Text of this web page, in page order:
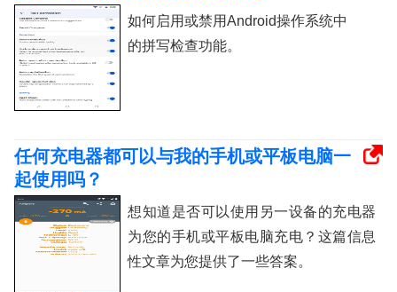
如何启用或禁用Android操作系统中
的拼写检查功能。
任何充电器都可以与我的手机或平板电脑一
起使用吗？
想知道是否可以使用另一设备的充电器
为您的手机或平板电脑充电？这篇信息
性文章为您提供了一些答案。